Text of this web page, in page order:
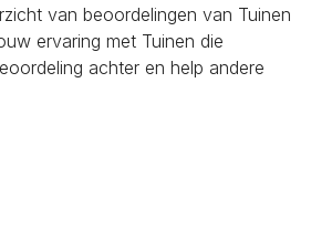
van beoordelingen van Tuinen
ervaring met Tuinen die
achter en help andere